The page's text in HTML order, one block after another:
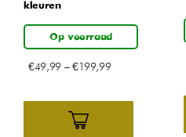
kleuren
Op voorraad
€49,99–€199,99